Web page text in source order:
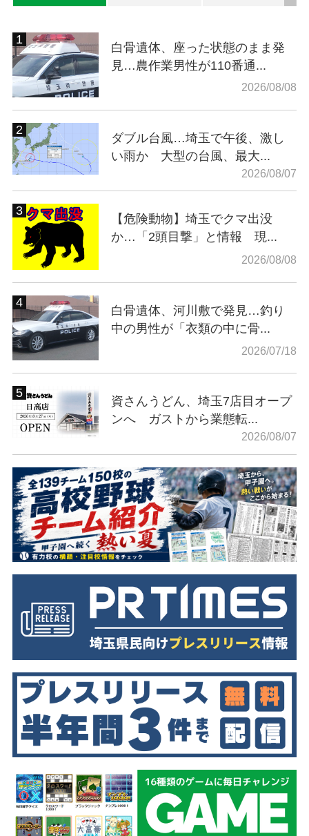
白骨遺体、座った状態のまま発
見…農作業男性が110番通...
2026/08/08
ダブル台風…埼玉で午後、激し
い雨か 大型の台風、最大...
2026/08/07
【危険動物】埼玉でクマ出没
か…「2頭目撃」と情報 現...
2026/08/08
白骨遺体、河川敷で発見…釣り
中の男性が「衣類の中に骨...
2026/07/18
資さんうどん、埼玉7店目オープ
ンへ ガストから業態転...
2026/08/07